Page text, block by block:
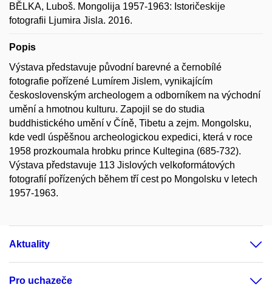
BĚLKA, Luboš. Mongolija 1957-1963: Istoričeskije
fotografii Ljumira Jisla. 2016.
Popis
Výstava představuje původní barevné a černobílé
fotografie pořízené Lumírem Jislem, vynikajícím
československým archeologem a odborníkem na východní
umění a hmotnou kulturu. Zapojil se do studia
buddhistického umění v Číně, Tibetu a zejm. Mongolsku,
kde vedl úspěšnou archeologickou expedici, která v roce
1958 prozkoumala hrobku prince Kultegina (685-732).
Výstava představuje 113 Jislových velkoformátových
fotografií pořízených během tří cest po Mongolsku v letech
1957-1963.
Aktuality
Pro uchazeče